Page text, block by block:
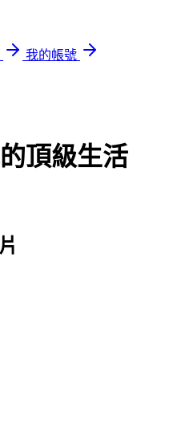
我的帳號
頂級生活